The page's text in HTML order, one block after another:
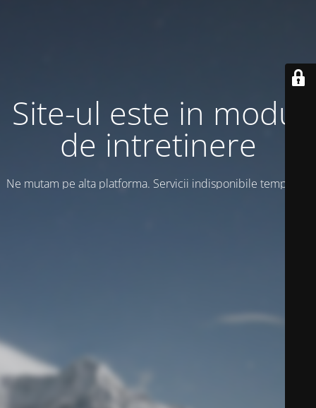
Site-ul este in modul
de intretinere
Ne mutam pe alta platforma. Servicii indisponibile temporar!